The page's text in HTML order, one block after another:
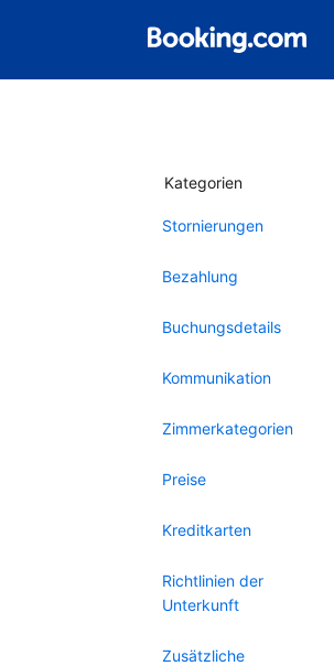
Kategorien
Stornierungen
Bezahlung
Buchungsdetails
Kommunikation
Zimmerkategorien
Preise
Kreditkarten
Richtlinien der
Unterkunft
Zusätzliche